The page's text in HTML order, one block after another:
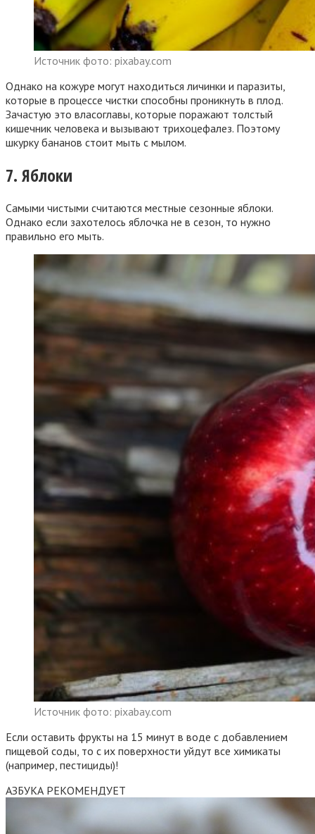
Источник фото: pixabay.com
Однако на кожуре могут находиться личинки и паразиты,
которые в процессе чистки способны проникнуть в плод.
Зачастую это власоглавы, которые поражают толстый
кишечник человека и вызывают трихоцефалез. Поэтому
шкурку бананов стоит мыть с мылом.
7. Яблоки
Самыми чистыми считаются местные сезонные яблоки.
Однако если захотелось яблочка не в сезон, то нужно
правильно его мыть.
Источник фото: pixabay.com
Если оставить фрукты на 15 минут в воде с добавлением
пищевой соды, то с их поверхности уйдут все химикаты
(например, пестициды)!
АЗБУКА РЕКОМЕНДУЕТ